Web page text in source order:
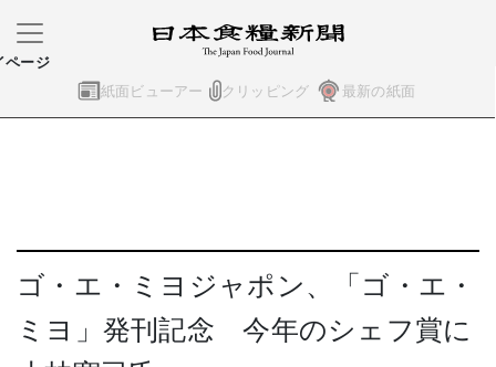
紙面ビューアー クリッピング 最新の紙面
ページ
ゴ・エ・ミヨジャポン、「ゴ・エ・
ミヨ」発刊記念 今年のシェフ賞に